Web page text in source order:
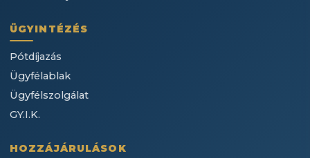
ÜGYINTÉZÉS
Pótdíjazás
Ügyfélablak
Ügyfélszolgálat
GY.I.K.
HOZZÁJÁRULÁSOK